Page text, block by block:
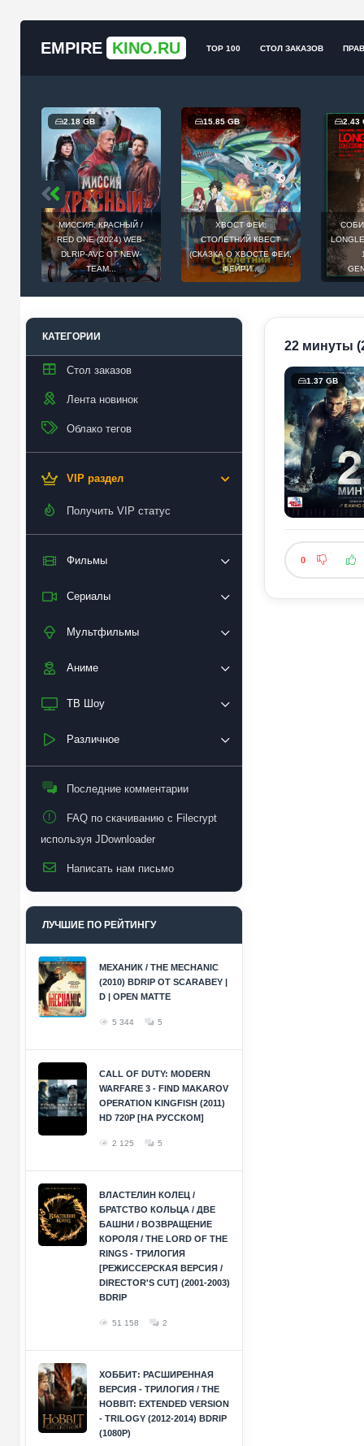
EMPIRE KINO.RU TOP 100 СТОЛ ЗАКАЗОВ
2.18 GB
МИССИЯ: КРАСНЫЙ /
RED ONE (2024) WEB-
DLRIP-AVC ОТ NEW-
TEAM...
15.85 GB
ХВОСТ ФЕИ:
СТОЛЕТНИЙ КВЕСТ
(СКАЗКА О ХВОСТЕ ФЕИ,
ФЕЙРИ...
2.43
КАТЕГОРИИ
Стол заказов
Лента новинок
Облако тегов
VIP раздел
Получить VIP статус
Фильмы
Сериалы
Мультфильмы
Аниме
ТВ Шоу
Различное
Последние комментарии
FAQ по скачиванию с Filecrypt
используя JDownloader
Написать нам письмо
ЛУЧШИЕ ПО РЕЙТИНГУ
МЕХАНИК / THE MECHANIC
(2010) BDRIP ОТ SCARABEY |
D | OPEN MATTE
5 344 5
CALL OF DUTY: MODERN
WARFARE 3 - FIND MAKAROV
OPERATION KINGFISH (2011)
HD 720P [НА РУССКОМ]
2 125 5
ВЛАСТЕЛИН КОЛЕЦ /
БРАТСТВО КОЛЬЦА / ДВЕ
БАШНИ / ВОЗВРАЩЕНИЕ
КОРОЛЯ / THE LORD OF THE
RINGS - ТРИЛОГИЯ
[РЕЖИССЕРСКАЯ ВЕРСИЯ /
DIRECTOR'S CUT] (2001-2003)
BDRIP
51 158 2
ХОББИТ: РАСШИРЕННАЯ
ВЕРСИЯ - ТРИЛОГИЯ / THE
HOBBIT: EXTENDED VERSION
- TRILOGY (2012-2014) BDRIP
(1080P)
22 минуты
1.37 GB
0